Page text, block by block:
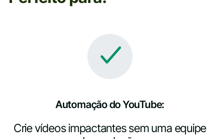
Automação do YouTube:
Crie vídeos impactantes sem uma equipe